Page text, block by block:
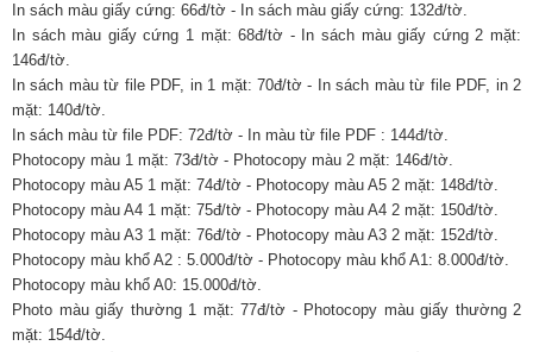
In sách màu giấy cứng: 66đ/tờ - In sách màu giấy cứng: 132đ/tờ.
In sách màu giấy cứng 1 mặt: 68đ/tờ - In sách màu giấy cứng 2 mặt:
146đ/tờ.
In sách màu từ file PDF, in 1 mặt: 70đ/tờ - In sách màu từ file PDF, in 2
mặt: 140đ/tờ.
In sách màu từ file PDF: 72đ/tờ - In màu từ file PDF : 144đ/tờ.
Photocopy màu 1 mặt: 73đ/tờ - Photocopy màu 2 mặt: 146đ/tờ.
Photocopy màu A5 1 mặt: 74đ/tờ - Photocopy màu A5 2 mặt: 148đ/tờ.
Photocopy màu A4 1 mặt: 75đ/tờ - Photocopy màu A4 2 mặt: 150đ/tờ.
Photocopy màu A3 1 mặt: 76đ/tờ - Photocopy màu A3 2 mặt: 152đ/tờ.
Photocopy màu khổ A2 : 5.000đ/tờ - Photocopy màu khổ A1: 8.000đ/tờ.
Photocopy màu khổ A0: 15.000đ/tờ.
Photo màu giấy thường 1 mặt: 77đ/tờ - Photocopy màu giấy thường 2
mặt: 154đ/tờ.